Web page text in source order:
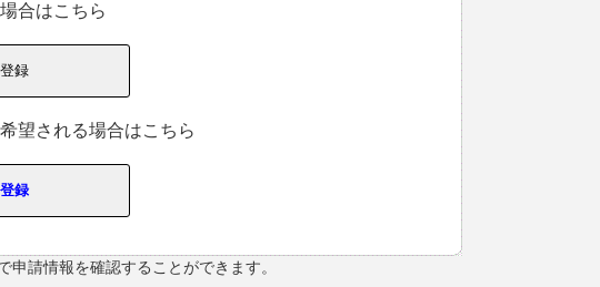
合はこちら
録
望される場合はこちら
録
請情報を確認することができます。